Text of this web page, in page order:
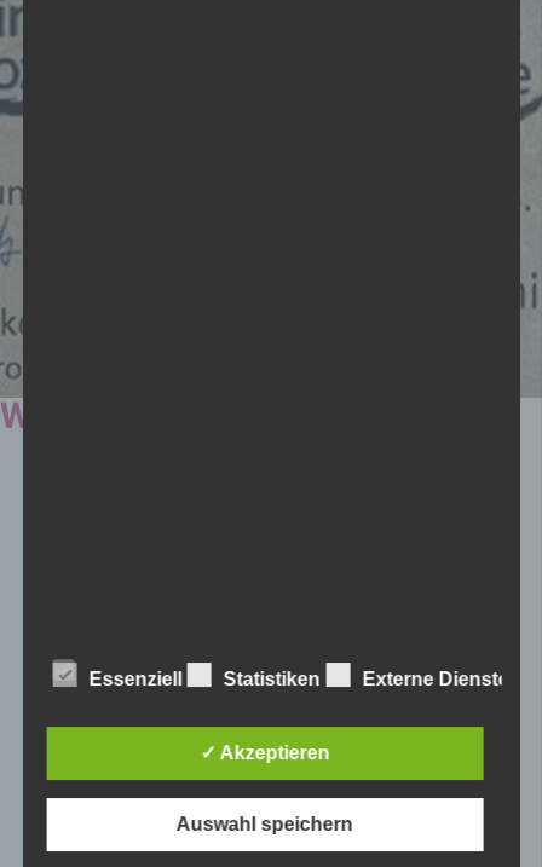
WIR SIND INKLUSIV
Tirol den Integrationspreis ins Leben gerufen. 2015 in das
Gütesiegel „Wir sind inklusiv“ umgewandelt, werden damit
Bereich Beschäftigung von Menschen mit Behinderung
engagieren. Gemeinsam mit derWirtschaftskammer Tirol
als Mitveranstalter und derarge SODIT
(Arbeitsgemeinschaft der sozialen Dienstleistungsanbieter
für Menschen mit Behinderungen, Lernschwierigkeiten und
psychischen Beeinträchtigungen in Tirol), hat am 23. Mai
Essenziell Statistiken Externe Dienste
✓ Akzeptieren
Auswahl speichern